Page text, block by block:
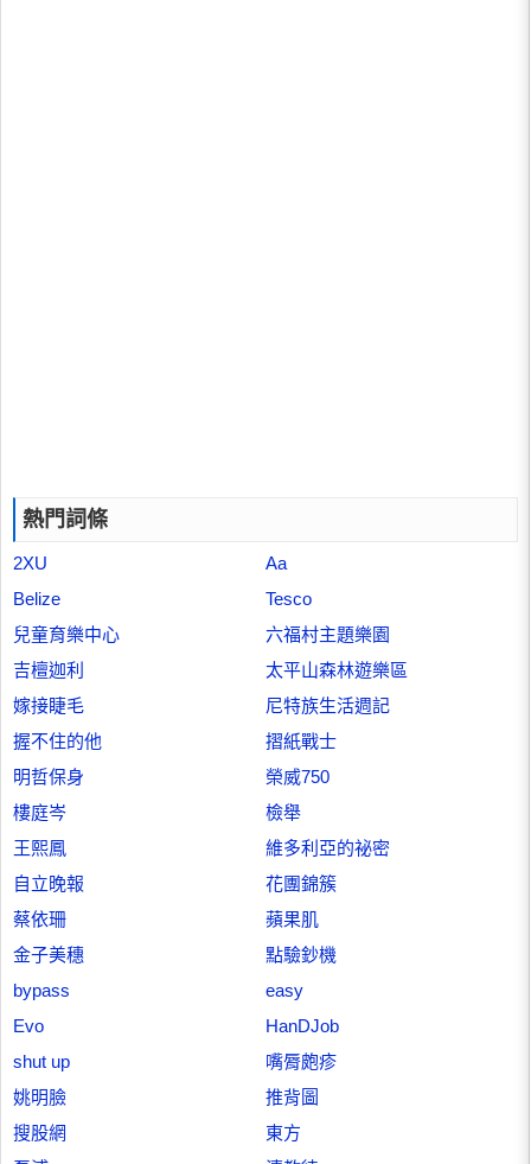
熱門詞條
2XU
Aa
Belize
Tesco
兒童育樂中心
六福村主題樂園
吉檀迦利
太平山森林遊樂區
嫁接睫毛
尼特族生活週記
握不住的他
摺紙戰士
明哲保身
榮威750
樓庭岑
檢舉
王熙鳳
維多利亞的祕密
自立晚報
花團錦簇
蔡依珊
蘋果肌
金子美穗
點驗鈔機
bypass
easy
Evo
HanDJob
shut up
嘴脣皰疹
姚明臉
推背圖
搜股網
東方